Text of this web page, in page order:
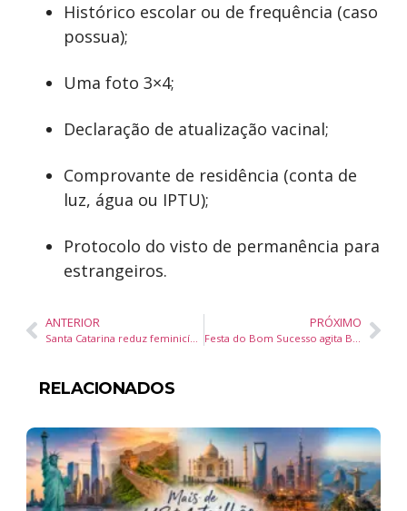
Histórico escolar ou de frequência (caso
possua);
Uma foto 3×4;
Declaração de atualização vacinal;
Comprovante de residência (conta de
luz, água ou IPTU);
Protocolo do visto de permanência para
estrangeiros.
ANTERIOR
Santa Catarina reduz feminicídios em 12% e registra segunda menor taxa da série histórica
PRÓXIMO
Festa do Bom Sucesso agita Balneário Camboriú com 17 atrações musicais neste fim de semana
RELACIONADOS